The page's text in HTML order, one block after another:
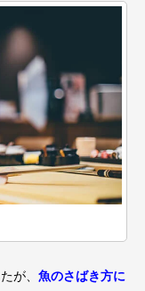
が、 魚のさばき方に